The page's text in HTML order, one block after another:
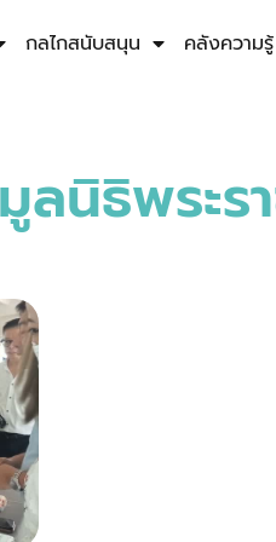
กลไกสนับสนุน คลังความรู้
ลนิธิพระร